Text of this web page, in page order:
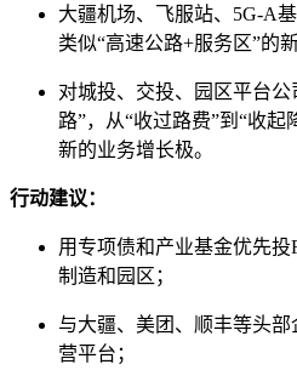
大疆机场、飞服站、5G-A
类似“高速公路+服务区”的新
对城投、交投、园区平台公
路”，从“收过路费”到“收
新的业务增长极。
行动建议：
用专项债和产业基金优先
制造和园区；
与大疆、美团、顺丰等头
营平台；